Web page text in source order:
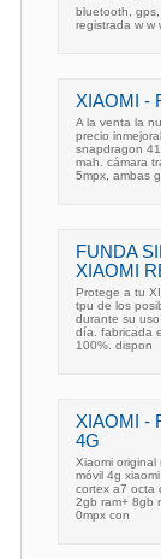
bluetooth,
registrada w w
XIAOMI -
A la venta la
precio
snapdragon
mah. cámara
5mpx, ambas
FUNDA
XIAOMI
Protege a tu
tpu de los
durante su
día. fabricada
100%. dispon
XIAOMI -
4G
Xiaomi
móvil 4g
cortex a7 octa
2gb ram+ 8gb
0mpx con